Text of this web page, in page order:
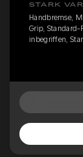
STARK
Handbremse,
Grip,
inbegriffen,